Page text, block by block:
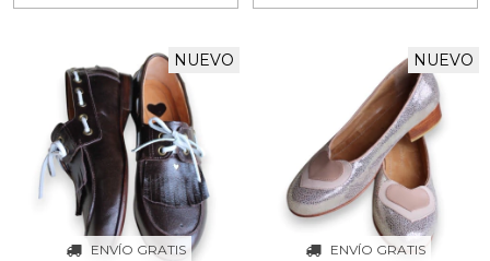
ENVÍO GRATIS
NUEVO
ENVÍO GRATIS
NUEVO